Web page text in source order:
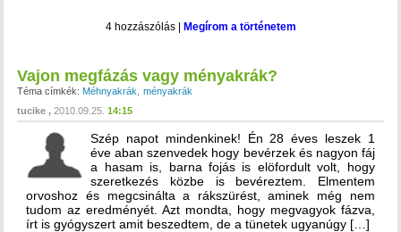
4 hozzászólás| Megírom a történetem
Vajon megfázás vagy ményakrák?
Téma címkék: Méhnyakrák
ményakrák
tucike
2010.09.25. 14:15
Szép napot mindenkinek! Én 28 éves leszek 1
éve aban szenvedek hogy bevérzek és nagyon fáj
a hasam is, barna fojás is elöfordult volt, hogy
szeretkezés közbe is bevéreztem. Elmentem
orvoshoz és megcsinálta a rákszürést, aminek még nem
tudom az eredményét. Azt mondta, hogy megvagyok fázva,
írt is gyógyszert amit beszedtem, de a tünetek ugyanúgy […]